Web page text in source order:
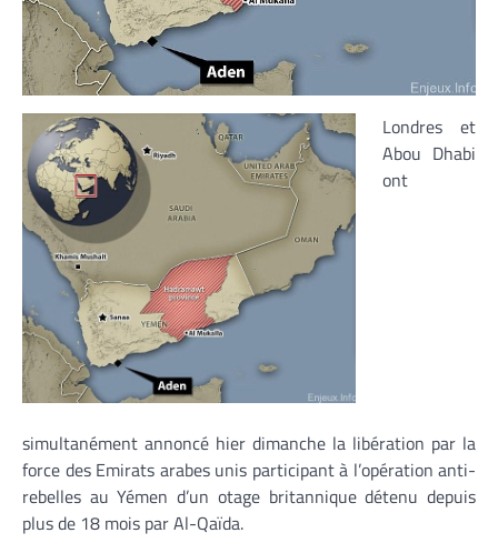
Londres et
Abou Dhabi
ont
simultanément annoncé hier dimanche la libération par la
force des Emirats arabes unis participant à l’opération anti-
rebelles au Yémen d’un otage britannique détenu depuis
plus de 18 mois par Al-Qaïda.